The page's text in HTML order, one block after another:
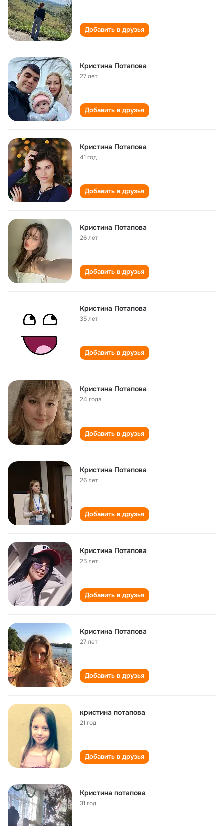
Добавить в друзья
Кристина Потапова
27 лет
Добавить в друзья
Кристина Потапова
41 год
Добавить в друзья
Кристина Потапова
26 лет
Добавить в друзья
Кристина Потапова
35 лет
Добавить в друзья
Кристина Потапова
24 года
Добавить в друзья
Кристина Потапова
26 лет
Добавить в друзья
Кристина Потапова
25 лет
Добавить в друзья
Кристина Потапова
27 лет
Добавить в друзья
кристина потапова
21 год
Добавить в друзья
Кристина потапова
31 год